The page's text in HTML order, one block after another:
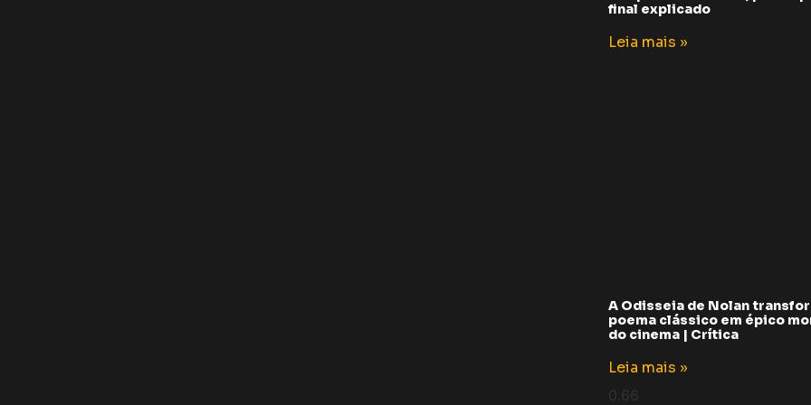
final explicado
Leia mais »
A Odisseia de Nolan
poema clássico em épico
do cinema | Crítica
Leia mais »